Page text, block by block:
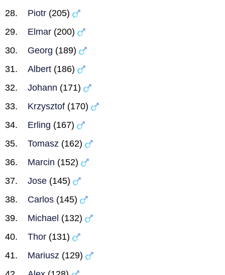
Piotr (205)
Elmar (200)
Georg (189)
Albert (186)
Johann (171)
Krzysztof (170)
Erling (167)
Tomasz (162)
Marcin (152)
Jose (145)
Carlos (145)
Michael (132)
Thor (131)
Mariusz (129)